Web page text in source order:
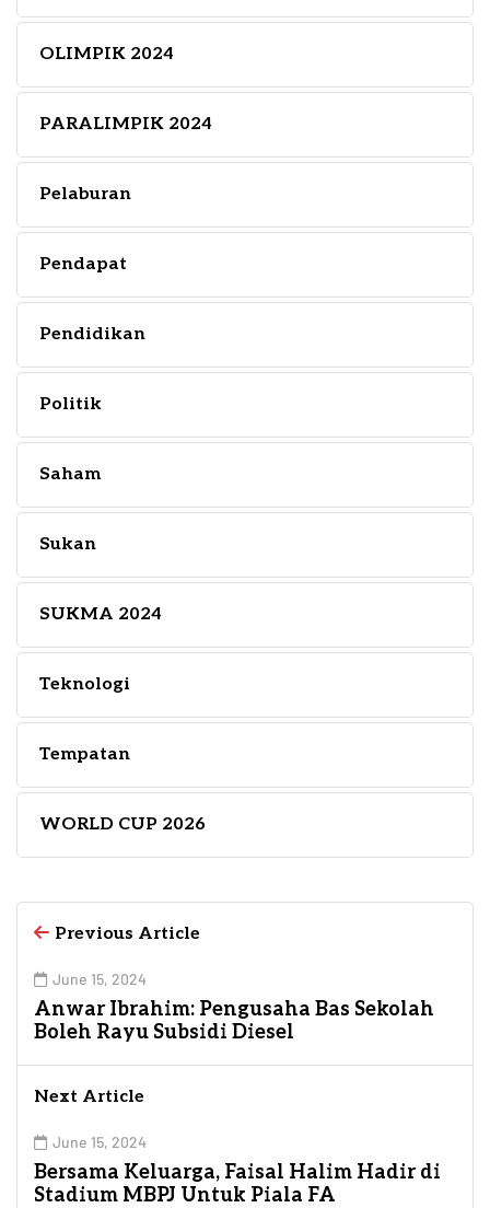
OLIMPIK 2024
PARALIMPIK 2024
Pelaburan
Pendapat
Pendidikan
Politik
Saham
Sukan
SUKMA 2024
Teknologi
Tempatan
WORLD CUP 2026
Previous Article
June 15, 2024
Anwar Ibrahim: Pengusaha Bas Sekolah
Boleh Rayu Subsidi Diesel
Next Article
June 15, 2024
Bersama Keluarga, Faisal Halim Hadir di
Stadium MBPJ Untuk Piala FA